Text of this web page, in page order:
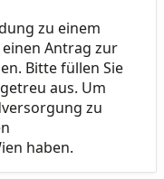
zu einem
Antrag zur
Bitte füllen Sie
aus. Um
zu
haben.